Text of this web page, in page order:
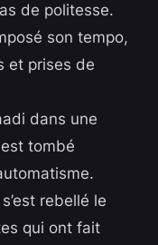
de politesse.
son tempo,
et prises de
dans une
tombé
rebellé le
qui ont fait